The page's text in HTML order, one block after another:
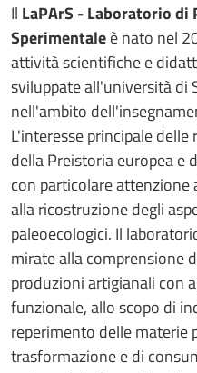
Il LaPArS - Laboratorio
Sperimentaleè nato nel
attività scientifiche e
sviluppate all'università di
nell'ambito
L'interesse principale
della Preistoria europea e
con particolare attenzione
alla ricostruzione degli
paleoecologici. Il
mirate alla comprensione
produzioni artigianali con
funzionale, allo scopo di
reperimento delle materie
trasformazione e di